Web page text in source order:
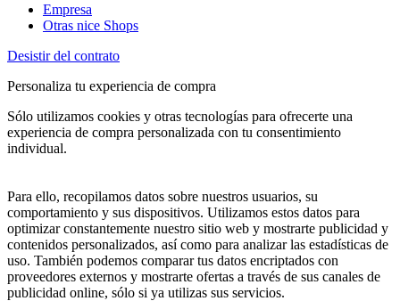
Empresa
Otras nice Shops
Desistir del contrato
Personaliza tu experiencia de compra
Sólo utilizamos cookies y otras tecnologías para ofrecerte una
experiencia de compra personalizada con tu consentimiento
individual.
Para ello, recopilamos datos sobre nuestros usuarios, su
comportamiento y sus dispositivos. Utilizamos estos datos para
optimizar constantemente nuestro sitio web y mostrarte publicidad y
contenidos personalizados, así como para analizar las estadísticas de
uso. También podemos comparar tus datos encriptados con
proveedores externos y mostrarte ofertas a través de sus canales de
publicidad online, sólo si ya utilizas sus servicios.